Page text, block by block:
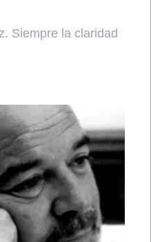
Siempre la claridad